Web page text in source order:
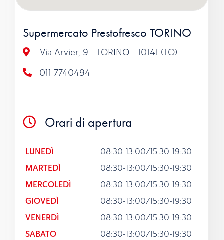
Supermercato Prestofresco TORINO
Via Arvier, 9 - TORINO - 10141 (TO)
011 7740494
Orari di apertura
LUNEDÌ 08:30-13:00/15:30-19:30
MARTEDÌ 08:30-13:00/15:30-19:30
MERCOLEDÌ 08:30-13:00/15:30-19:30
GIOVEDÌ 08:30-13:00/15:30-19:30
VENERDÌ 08:30-13:00/15:30-19:30
SABATO 08:30-13:00/15:30-19:30